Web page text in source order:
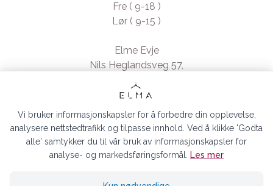
Fre ( 9-18 )
Lør ( 9-15 )
Elme Evje
Nils Heglandsveg 57,
4735 Evje, Norway
- Org. nr. 923370994
Vi bruker informasjonskapsler for å forbedre din opplevelse,
analysere nettstedtrafikk og tilpasse innhold. Ved å klikke 'Godta
alle' samtykker du til vår bruk av informasjonskapsler for
analyse- og markedsføringsformål.
Les mer